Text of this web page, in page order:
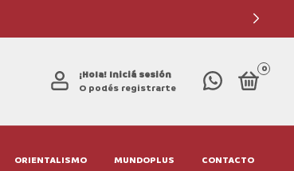
¡Hola! Iniciá sesión
O podés registrarte
0
ORIENTALISMO MUNDOPLUS CONTACTO